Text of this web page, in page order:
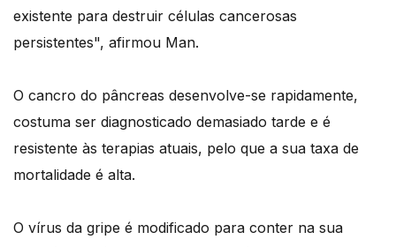
existente para destruir células cancerosas
persistentes", afirmou Man.
O cancro do pâncreas desenvolve-se rapidamente,
costuma ser diagnosticado demasiado tarde e é
resistente às terapias atuais, pelo que a sua taxa de
mortalidade é alta.
O vírus da gripe é modificado para conter na sua